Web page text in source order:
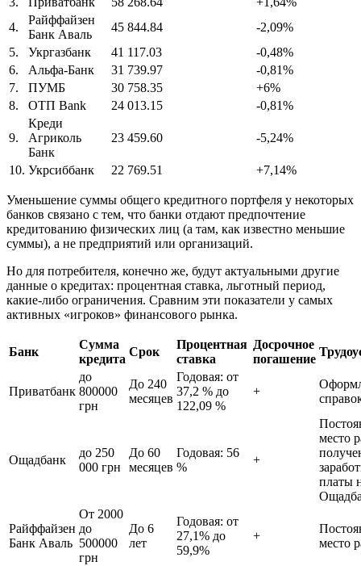
4.
Райффайзен
Банк Аваль
45 844.84
-2,09%
5.
Укргазбанк 41 117.03
-0,48%
6.
Альфа-Банк 31 739.97
-0,81%
7.
ПУМБ 30 758.35
+6%
8.
ОТП Bank 24 013.15 -0,81%
9.
Креди
Агриколь
Банк
23 459.60 -5,24%
10. Укрсиббанк 22 769.51 +7,14%
Уменьшение суммы общего кредитного портфеля у некоторых
банков связано с тем, что банки отдают предпочтение
кредитованию физических лиц (а там, как известно меньшие
суммы), а не предприятий или организаций.
Но для потребителя, конечно же, будут актуальными другие
данные о кредитах: процентная ставка, льготный период,
какие-либо ограничения. Сравним эти показатели у самых
активных «игроков» финансового рынка.
Банк
Сумма
кредита
Срок
Процентная
ставка
Досрочное
погашение
Приватбанк
до
800000
грн
До 240
месяцев
Годовая: от
37,2 % до
122,09 %
+
Ощадбанк
до 250
000 грн
До 60
месяцев
Годовая: 56
%
+
место
платы
Райффайзен
Банк Аваль
От 2000
до
500000
грн
До 6
лет
Годовая: от
27,1% до
59,9%
+
место